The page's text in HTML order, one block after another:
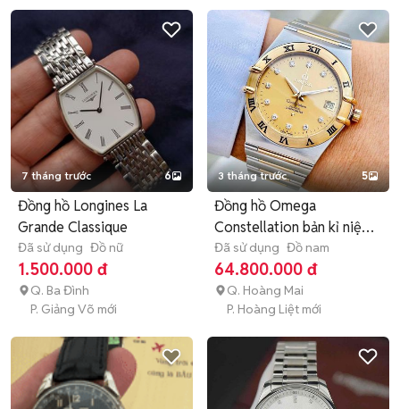
7 tháng trước 6
Đồng hồ Longines La
Grande Classique
Đã sử dụng Đồ nữ
1.500.000 đ
Q. Ba Đình
P. Giảng Võ mới
3 tháng trước 5
Đồng hồ Omega
Constellation bản kỉ niệm
160 năm
Đã sử dụng Đồ nam
64.800.000 đ
Q. Hoàng Mai
P. Hoàng Liệt mới